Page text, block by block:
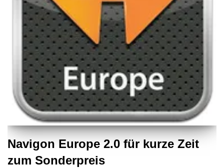
Navigon Europe 2.0 für kurze Zeit
zum Sonderpreis